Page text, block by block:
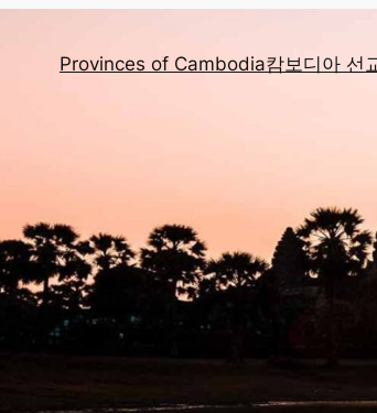
Provinces of Cambodia캄보디아 선